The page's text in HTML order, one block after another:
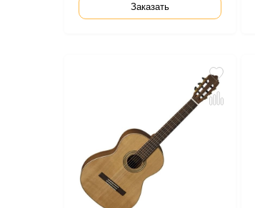
Заказать